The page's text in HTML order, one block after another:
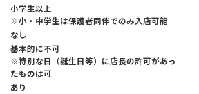
小学生以上
※小・中学生は保護者同伴でのみ入店可能
なし
基本的に不可
※特別な日（誕生日等）に店長の許可があっ
たものは可
あり